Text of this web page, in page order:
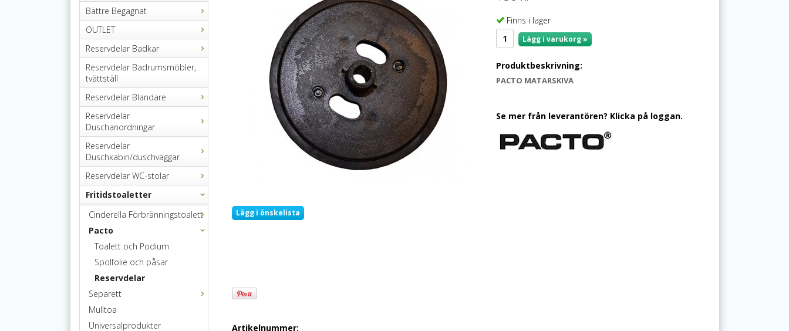
Bättre Begagnat
OUTLET
Reservdelar Badkar
Reservdelar Badrumsmöbler,
tvättställ
Reservdelar Blandare
Reservdelar
Duschanordningar
Reservdelar
Duschkabin/duschväggar
Reservdelar WC-stolar
Fritidstoaletter
Cinderella Förbränningstoalett
Pacto
Toalett och Podium
Spolfolie och påsar
Reservdelar
Separett
Mulltoa
Universalprodukter
Lägg i önskelista
Artikelnummer:
Finns i lager
Lägg i varukorg »
Produktbeskrivning:
PACTO MATARSKIVA
Se mer från leverantören? Klicka på loggan.